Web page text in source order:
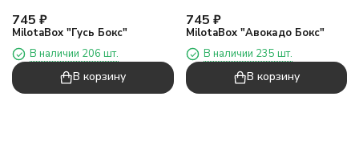
745 ₽
MilotaBox "Гусь Бокс"
В наличии 206 шт.
В корзину
745 ₽
MilotaBox "Авокадо Бокс"
В наличии 235 шт.
В корзину